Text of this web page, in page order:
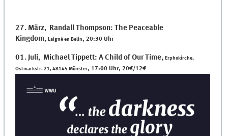
27. März, Randall Thompson: The Peaceable
Kingdom,Laigné en Belin, 20:30 Uhr
01. Juli, Michael Tippett: A Child of Our Time,Erphokirche,
Ostmarkstr. 21, 48145 Münster, 17:00 Uhr, 20€/12€